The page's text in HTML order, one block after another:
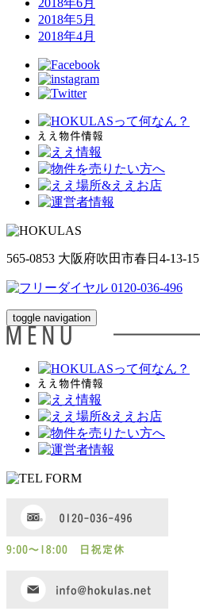
2018年5月
2018年4月
565-0853 大阪府吹田市春日4-13-15
toggle navigation